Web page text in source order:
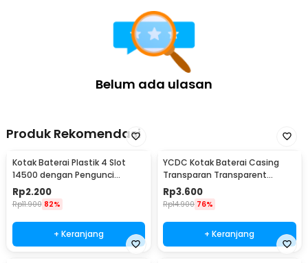
Belum ada ulasan
Produk Rekomendasi
Kotak Baterai Plastik 4 Slot
14500 dengan Pengunci
4x14500 - CY045
Rp2.200
Rp11.900 82%
+ Keranjang
YCDC Kotak Baterai Casing
Transparan Transparent
Battery Case 4x18650/8x16340
- ZC81
Rp3.600
Rp14.900 76%
+ Keranjang